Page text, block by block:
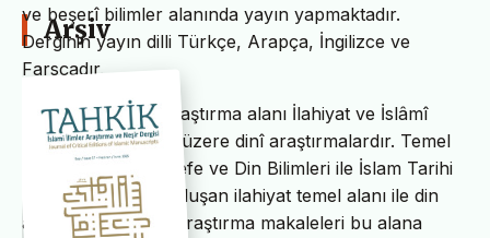
ve beşerî bilimler alanında yayın yapmaktadır.
Derginin yayın dilli Türkçe, Arapça, İngilizce ve
Farsçadır.
TAHKİK’in temel araştırma alanı İlahiyat ve İslâmî
ilimler başta olmak üzere dinî araştırmalardır. Temel
İslam Bilimleri, Felsefe ve Din Bilimleri ile İslam Tarihi
ve Sanatları’ndan oluşan ilahiyat temel alanı ile din
alanındaki bilimsel araştırma makaleleri bu alana
Arşiv